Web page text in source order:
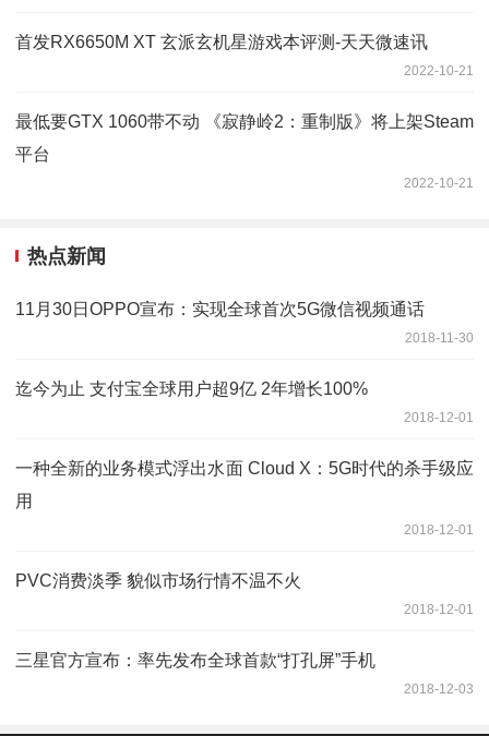
首发RX6650M XT 玄派玄机星游戏本评测-天天微速讯
2022-10-21
最低要GTX 1060带不动 《寂静岭2：重制版》将上架Steam
平台
2022-10-21
热点新闻
11月30日OPPO宣布：实现全球首次5G微信视频通话
2018-11-30
迄今为止 支付宝全球用户超9亿 2年增长100%
2018-12-01
一种全新的业务模式浮出水面 Cloud X：5G时代的杀手级应
用
2018-12-01
PVC消费淡季 貌似市场行情不温不火
2018-12-01
三星官方宣布：率先发布全球首款“打孔屏”手机
2018-12-03